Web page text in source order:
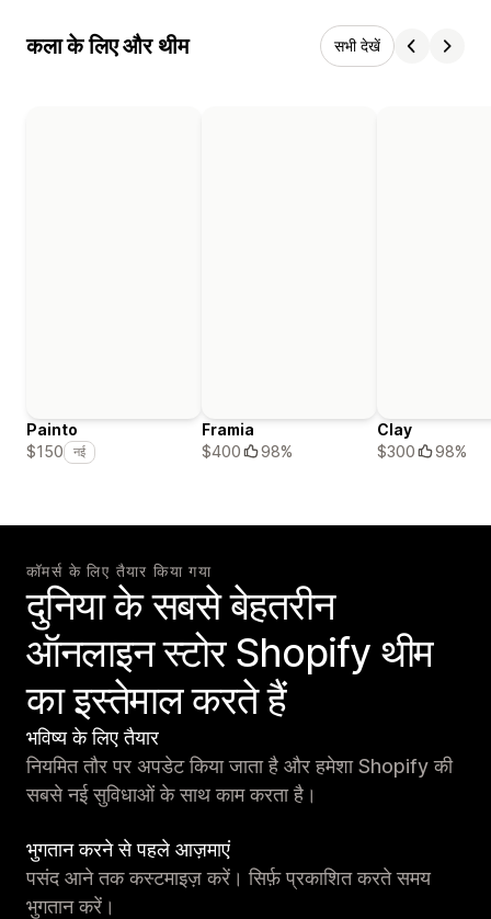
कला के लिए और थीम सभी देखें
Painto
$150
नई
Framia
$400
98%
Clay
$300
98%
कॉमर्स के लिए तैयार किया गया
दुनिया के सबसे बेहतरीन
ऑनलाइन स्टोर Shopify थीम
का इस्तेमाल करते हैं
भविष्य के लिए तैयार
नियमित तौर पर अपडेट किया जाता है और हमेशा Shopify की
सबसे नई सुविधाओं के साथ काम करता है।
भुगतान करने से पहले आज़माएं
पसंद आने तक कस्टमाइज़ करें। सिर्फ़ प्रकाशित करते समय
भुगतान करें।